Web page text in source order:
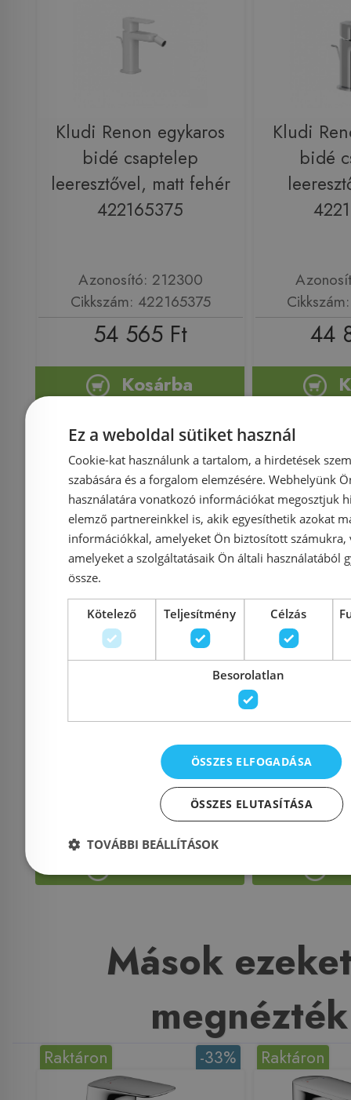
Kludi Renon egykaros
bidé csaptelep
leeresztővel, matt fehér
422165375
Azonosító: 212300
Cikkszám: 422165375
54 565 Ft
Kosárba
Kludi
bidé
44
Rendelésre
Deante Temisto bide
csaptelep click-clack
leeresztővel, króm BQT
Azonosító: 180562
Cikkszám: BQT_031D
48 990 Ft
Rendelésre
Roca
Cikkszám:
57 195 Ft
Mások
megnézték
-33%
Raktáron Raktáron
Ez a weboldal sütiket használ
Cookie-kat használunk a tartalom, a hirdetések
szabására és a forgalom elemzésére. Webhelyünk
használatára vonatkozó információkat megosztjuk
elemző partnereinkkel is, akik egyesíthetik azokat
információkkal, amelyeket Ön biztosított számukra,
amelyeket a szolgáltatásaik Ön általi használatából
össze.
Kötelező Teljesítmény Célzás
Besorolatlan
ÖSSZES ELFOGADÁSA
ÖSSZES ELUTASÍTÁSA
TOVÁBBI BEÁLLÍTÁSOK